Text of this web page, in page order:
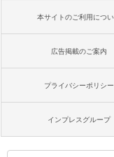
本サイトのご利用につ
広告掲載のご案内
プライバシーポリシー
インプレスグループ